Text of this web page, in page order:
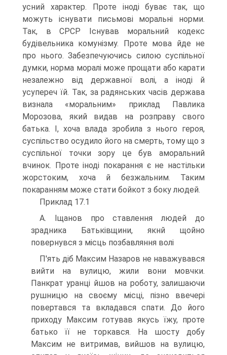
усний характер. Проте іноді буває так, що
можуть існувати письмові моральні норми.
Так, в СРСР Існував моральний кодекс
будівельника комунізму. Проте мова йде не
про нього. Забезпечуючись силою суспільної
думки, норма моралі може прощати або карати
незалежно від державної волі, а іноді й
усупереч їй. Так, за радянських часів держава
визнала «моральним» приклад Павлика
Морозова, який видав на розправу свого
батька. І, хоча влада зробила з нього героя,
суспільство осудило його на смерть, тому що з
суспільної точки зору це був аморальний
вчинок. Проте іноді покарання є не настільки
жорстоким, хоча й безжальним. Таким
покаранням може стати бойкот з боку людей.
Приклад 17.1
А. Іщанов про ставлення людей до
зрадника Батьківщини, якнй щойно
повернувся з місць позбавляння волі
П'ять діб Максим Назаров не наважувався
вийти на вулицю, жили вони мовчки.
Панкрат уранці йшов на роботу, залишаючи
рушницю на своєму місці, пізно ввечері
повертався та вкладався спати. До його
приходу Максим готував якусь їжу, проте
батько її не торкався. На шосту добу
Максим не витримав, вийшов на вулицю,